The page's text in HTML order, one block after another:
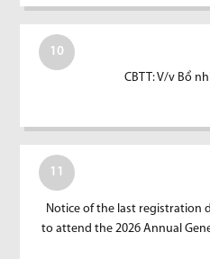
10
CBTT: V/v Bổ
11
Notice of the last registration
to attend the 2026 Annual